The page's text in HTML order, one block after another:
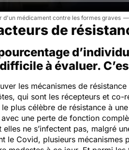
d'un médicament contre les formes graves
de
à évaluer.
les mécanismes de
qui sont les récepteurs et
le plus célèbre de résistance à
une perte de fonction
elles ne s’infectent pas, malgré
le Covid, plusieurs mécanismes